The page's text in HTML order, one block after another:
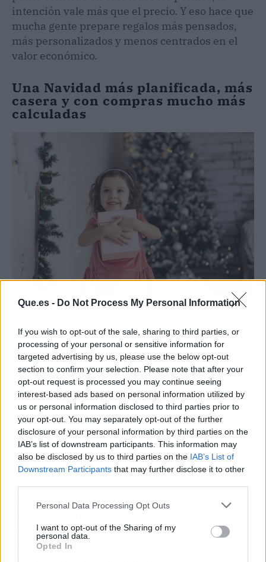
Que.es - Do Not Process My Personal Information
If you wish to opt-out of the sale, sharing to third parties, or
processing of your personal or sensitive information for
targeted advertising by us, please use the below opt-out
section to confirm your selection. Please note that after your
opt-out request is processed you may continue seeing
interest-based ads based on personal information utilized by
us or personal information disclosed to third parties prior to
your opt-out. You may separately opt-out of the further
disclosure of your personal information by third parties on the
IAB’s list of downstream participants. This information may
also be disclosed by us to third parties on the IAB’s List of
Downstream Participants that may further disclose it to other
Personal Data Processing Opt Outs
I want to opt-out of the Sharing of my
personal data.
Opted In
intención vale más que el precio. Y eso hace que
mucha gente prepare regalos más pensados,
más personalizados y menos centrados en el
valor económico.
Una Navidad más planificada, más
casera y con compras mucho más
calculadas
La mayoría de los consumidores decide anticipar compras, comparar con
La palabra clave este año es “planificación”.La
mayoría de los consumidores decide anticipar
compras, comparar con calma y aprovechar
promociones. Y no solo por ahorro, sino porque
las fiestas se vuelven, más que nunca,
hogareñas.Un 40% de los españoles que antes
viajaba ahora prefiere quedarse en casa con la
familia.Eso implica más comidas, más
organización y más presupuesto destinado a la
mesa y a los encuentros en casa.
Además,los hipermercados vuelven a ser el
despensa festiva. Son el lugar donde más
crecen las visitas y donde se concentra el